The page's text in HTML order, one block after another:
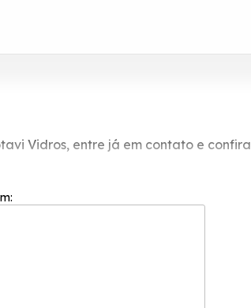
Vidros, entre já em contato e confira
em contato e confira.